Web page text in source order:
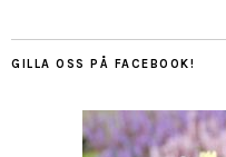
GILLA OSS PÅ FACEBOOK!